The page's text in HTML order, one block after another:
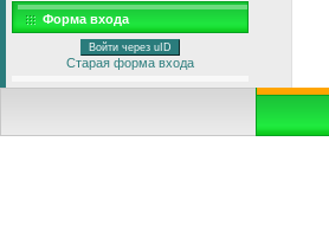
Форма входа
Войти через uID
Старая форма входа